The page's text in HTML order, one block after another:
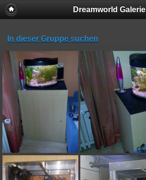
Dreamworld Galerie
In dieser Gruppe suchen